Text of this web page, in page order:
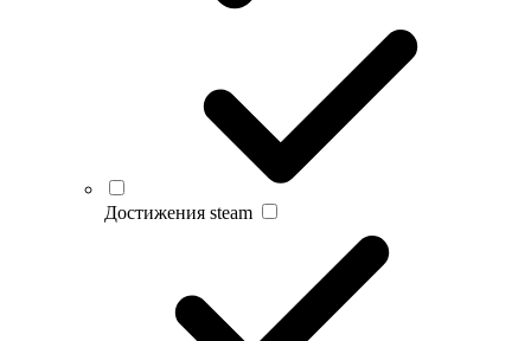
Достижения steam